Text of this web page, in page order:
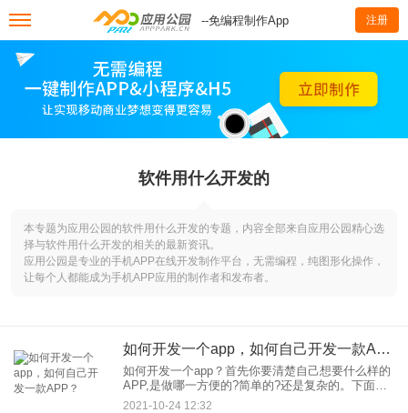
--免编程制作App 注册
软件用什么开发的
本专题为应用公园的软件用什么开发的专题，内容全部来自应用公园精心选
择与软件用什么开发的相关的最新资讯。
应用公园是专业的手机APP在线开发制作平台，无需编程，纯图形化操作，
让每个人都能成为手机APP应用的制作者和发布者。
如何开发一个app，如何自己开发一款APP？
如何开发一个app？首先你要清楚自己想要什么样的
APP,是做哪一方便的?简单的?还是复杂的。下面就
2021-10-24 12:32